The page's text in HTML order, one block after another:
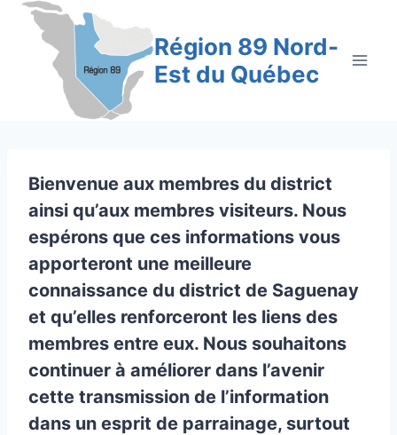
Aller
contenu
Région 89 Nord-
Est du Québec
Bienvenue aux membres du district
ainsi qu’aux membres visiteurs. Nous
espérons que ces informations vous
apporteront une meilleure
connaissance du district de Saguenay
et qu’elles renforceront les liens des
membres entre eux. Nous souhaitons
continuer à améliorer dans l’avenir
cette transmission de l’information
dans un esprit de parrainage, surtout